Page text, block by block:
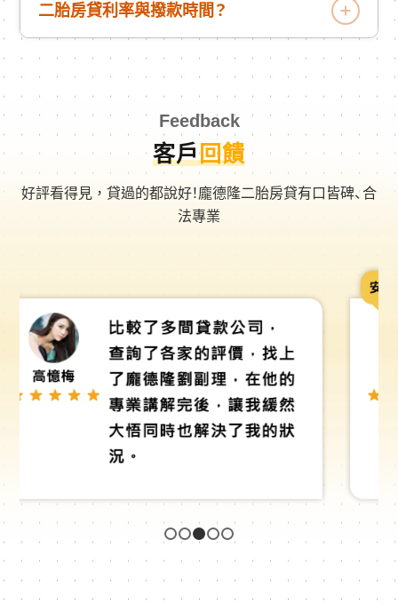
二胎房貸利率與撥款時間？
Feedback
客戶回饋
好評看得見，貸過的都說好！龐德隆二胎房貸有口皆碑、合
法專業
3 4 5